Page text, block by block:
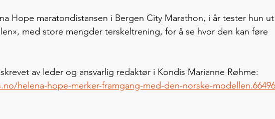
Hope maratondistansen i Bergen City Marathon, i år tester hun
med store mengder terskeltrening, for å se hvor den kan føre
av leder og ansvarlig redaktør i Kondis Marianne Røhme:
helena-hope-merker-framgang-med-den-norske-